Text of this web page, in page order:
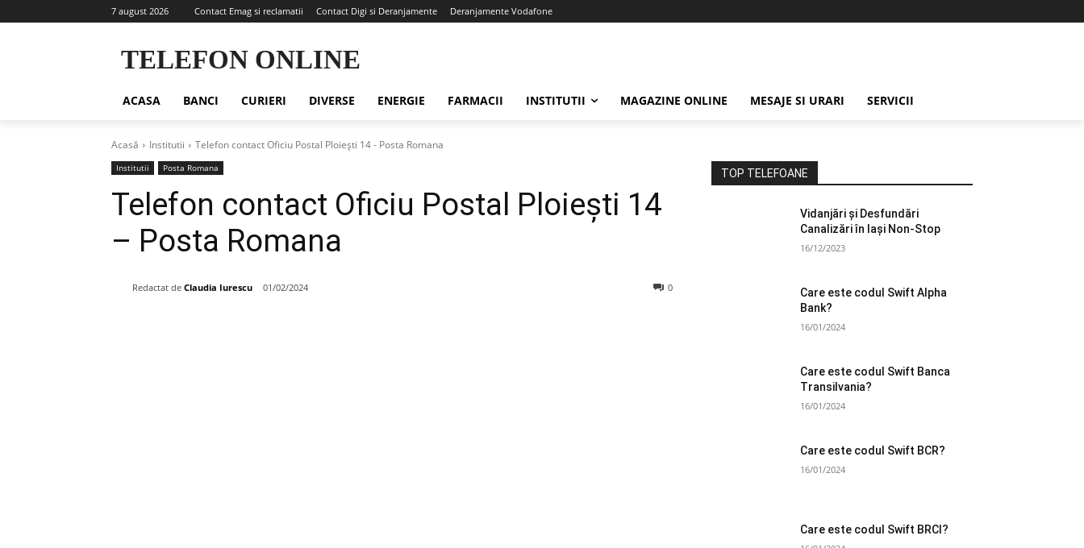
7 august 2026 Contact Emag si reclamatii Contact Digi si Deranjamente Deranjamente Vodafone
TELEFON ONLINE
ACASA BANCI CURIERI DIVERSE ENERGIE FARMACII INSTITUTII MAGAZINE ONLINE MESAJE SI URARI SERVICII
Acasă Institutii Telefon contact Oficiu Postal Ploieşti 14 - Posta Romana
Institutii Posta Romana
Telefon contact Oficiu Postal Ploieşti 14
– Posta Romana
Redactat de Claudia Iurescu 01/02/2024 0
TOP TELEFOANE
Vidanjări și Desfundări
Canalizări în Iași Non-Stop
16/12/2023
Care este codul Swift Alpha
Bank?
16/01/2024
Care este codul Swift Banca
Transilvania?
16/01/2024
Care este codul Swift BCR?
16/01/2024
Care este codul Swift BRCI?